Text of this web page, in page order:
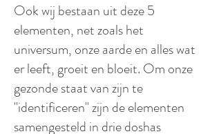
Ook wij bestaan uit deze 5
elementen, net zoals het
universum, onze aarde en alles wat
er leeft, groeit en bloeit. Om onze
gezonde staat van zijn te
"identificeren" zijn de elementen
samengesteld in drie doshas